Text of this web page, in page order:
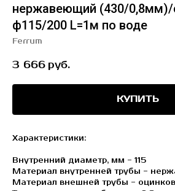
нержавеющий (430/0,8мм)/
ф115/200 L=1м по воде
Ferrum
3 666 руб.
КУПИТЬ
Характеристики:
Внутренний диаметр, мм - 115
Материал внутренней трубы -
Материал внешней трубы -